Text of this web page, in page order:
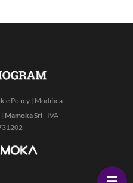
Policy| Modifica
| Mamoka Srl- IVA